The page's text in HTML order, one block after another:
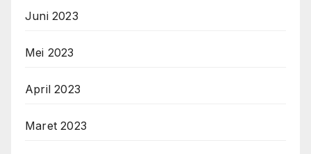
Juni 2023
Mei 2023
April 2023
Maret 2023